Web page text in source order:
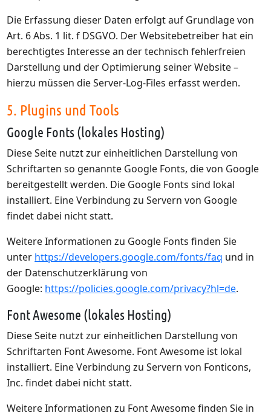
Die Erfassung dieser Daten erfolgt auf Grundlage von
Art. 6 Abs. 1 lit. f DSGVO. Der Websitebetreiber hat ein
berechtigtes Interesse an der technisch fehlerfreien
Darstellung und der Optimierung seiner Website –
hierzu müssen die Server-Log-Files erfasst werden.
5. Plugins und Tools
Google Fonts (lokales Hosting)
Diese Seite nutzt zur einheitlichen Darstellung von
Schriftarten so genannte Google Fonts, die von Google
bereitgestellt werden. Die Google Fonts sind lokal
installiert. Eine Verbindung zu Servern von Google
findet dabei nicht statt.
Weitere Informationen zu Google Fonts finden Sie
unter https://developers.google.com/fonts/faq und in
der Datenschutzerklärung von
Google: https://policies.google.com/privacy?hl=de.
Font Awesome (lokales Hosting)
Diese Seite nutzt zur einheitlichen Darstellung von
Schriftarten Font Awesome. Font Awesome ist lokal
installiert. Eine Verbindung zu Servern von Fonticons,
Inc. findet dabei nicht statt.
Weitere Informationen zu Font Awesome finden Sie in